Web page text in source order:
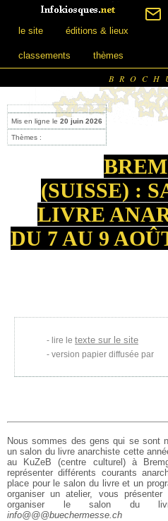
le site éditions & lieux
classements thèmes
Mis en ligne le 20 juin 2026
Thèmes :
(SUISSE) :
LIVRE
DU 7 AU 9
lire le texte sur le site
version papier diffusée par
Nous sommes des gens qui se sont
un salon du livre anarchiste cette
au KuZeB (centre culturel) à
représenter différents courants
place pour le salon du livre et un
organiser un atelier, vous
organiser le salon du
info@@@buechermesse.ch